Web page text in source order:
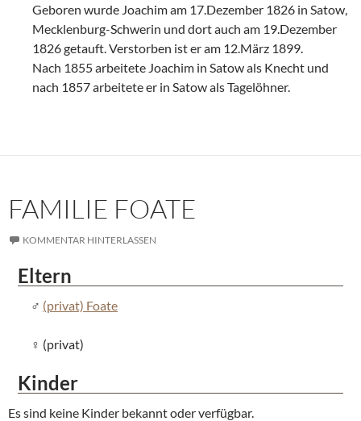
Geboren wurde Joachim am 17.Dezember 1826 in Satow,
Mecklenburg-Schwerin und dort auch am 19.Dezember
1826 getauft. Verstorben ist er am 12.März 1899.
Nach 1855 arbeitete Joachim in Satow als Knecht und
nach 1857 arbeitete er in Satow als Tagelöhner.
FAMILIE FOATE
KOMMENTAR HINTERLASSEN
Eltern
(privat) Foate
(privat)
Kinder
Es sind keine Kinder bekannt oder verfügbar.